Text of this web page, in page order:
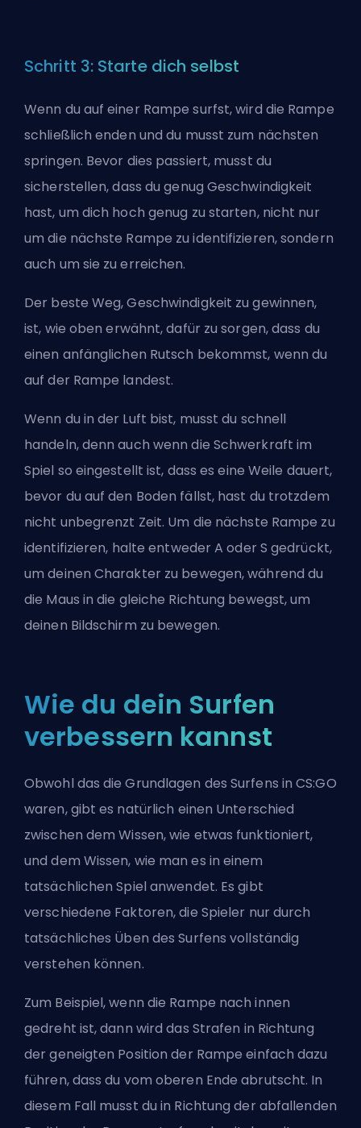
Schritt 3: Starte dich selbst
Wenn du auf einer Rampe surfst, wird die Rampe
schließlich enden und du musst zum nächsten
springen. Bevor dies passiert, musst du
sicherstellen, dass du genug Geschwindigkeit
hast, um dich hoch genug zu starten, nicht nur
um die nächste Rampe zu identifizieren, sondern
auch um sie zu erreichen.
Der beste Weg, Geschwindigkeit zu gewinnen,
ist, wie oben erwähnt, dafür zu sorgen, dass du
einen anfänglichen Rutsch bekommst, wenn du
auf der Rampe landest.
Wenn du in der Luft bist, musst du schnell
handeln, denn auch wenn die Schwerkraft im
Spiel so eingestellt ist, dass es eine Weile dauert,
bevor du auf den Boden fällst, hast du trotzdem
nicht unbegrenzt Zeit. Um die nächste Rampe zu
identifizieren, halte entweder A oder S gedrückt,
um deinen Charakter zu bewegen, während du
die Maus in die gleiche Richtung bewegst, um
deinen Bildschirm zu bewegen.
Wie du dein Surfen
verbessern kannst
Obwohl das die Grundlagen des Surfens in CS:GO
waren, gibt es natürlich einen Unterschied
zwischen dem Wissen, wie etwas funktioniert,
und dem Wissen, wie man es in einem
tatsächlichen Spiel anwendet. Es gibt
verschiedene Faktoren, die Spieler nur durch
tatsächliches Üben des Surfens vollständig
verstehen können.
Zum Beispiel, wenn die Rampe nach innen
gedreht ist, dann wird das Strafen in Richtung
der geneigten Position der Rampe einfach dazu
führen, dass du vom oberen Ende abrutscht. In
diesem Fall musst du in Richtung der abfallenden